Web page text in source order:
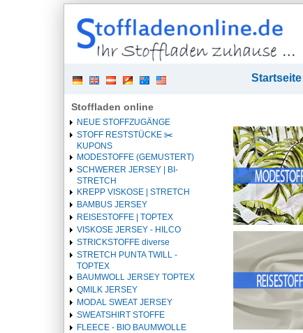
Startseite
Stoffladen online
NEUE STOFFZUGÄNGE
STOFF RESTSTÜCKE ✂️️
KUPONS
MODESTOFFE (GEMUSTERT)
SCHWERER JERSEY | BI-
STRETCH
KREPP VISKOSE | STRETCH
BAMBUS JERSEY
REISESTOFFE | TOPTEX
VISKOSE JERSEY - HILCO
STRICKSTOFFE diverse
STRETCH PUNTA TWILL -
TOPTEX
BAUMWOLL JERSEY TOPTEX
QMILK JERSEY
MODAL SWEAT JERSEY
SWEATSHIRT STOFFE
FLEECE - BIO BAUMWOLLE